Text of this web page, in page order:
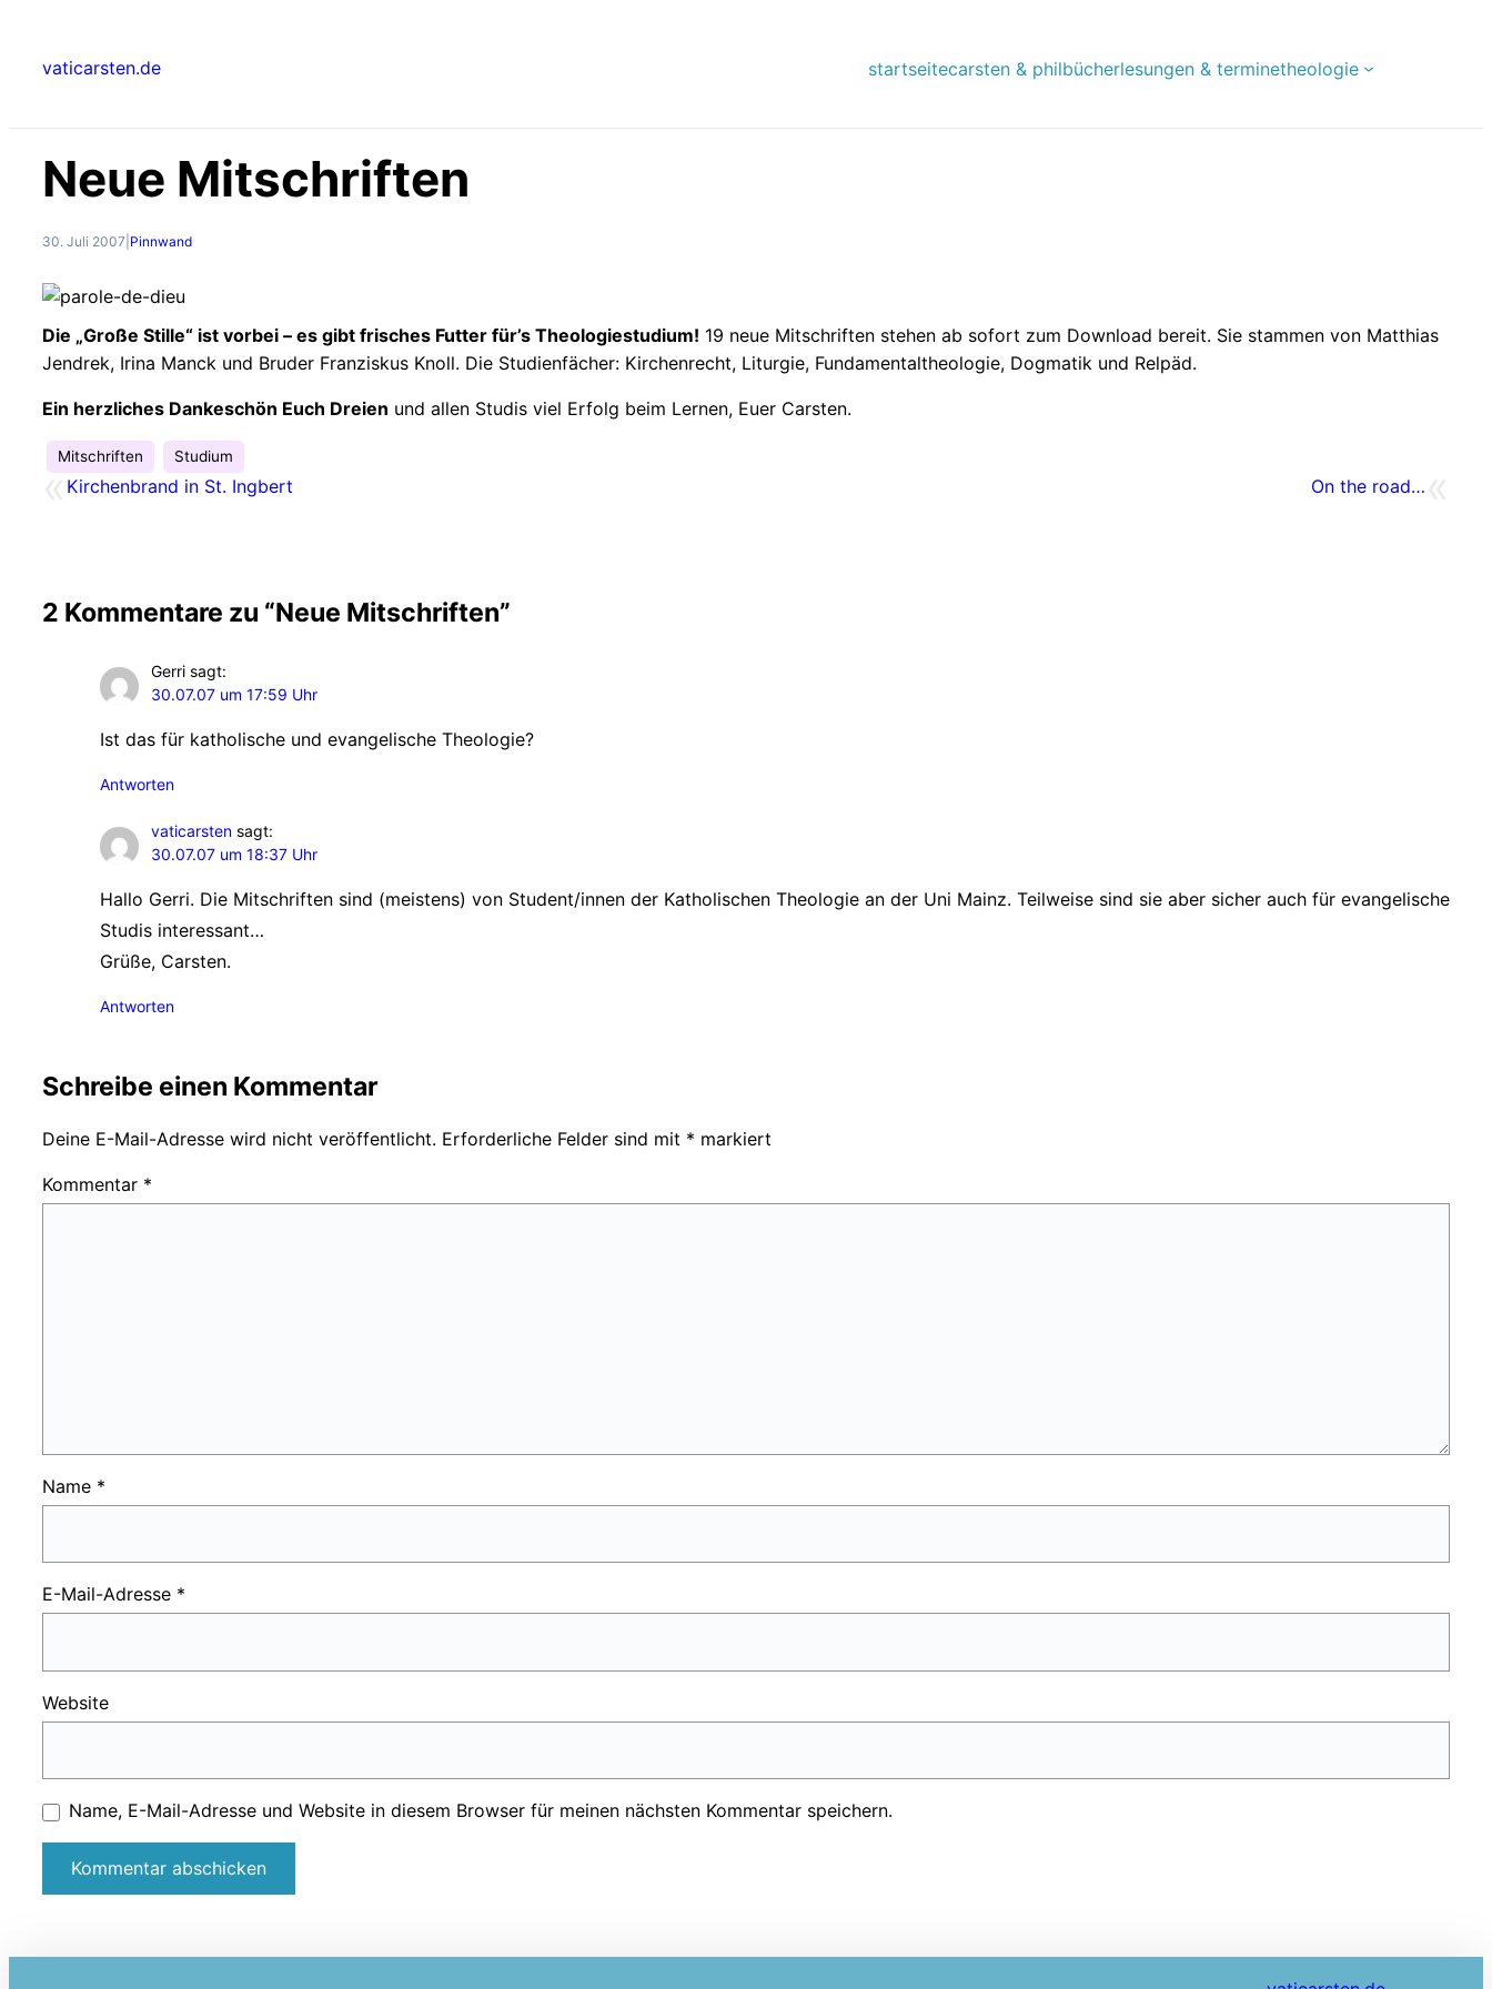
springen
vaticarsten.de startseitecarsten & philbücherlesungen & terminetheologie
Neue Mitschriften
30. Juli 2007 Pinnwand
Die „Große Stille“ ist vorbei – es gibt frisches Futter für’s Theologiestudium! 19 neue Mitschriften stehen ab sofort zum Download bereit. Sie stammen von Matthias
Jendrek, Irina Manck und Bruder Franziskus Knoll. Die Studienfächer: Kirchenrecht, Liturgie, Fundamentaltheologie, Dogmatik und Relpäd.
Ein herzliches Dankeschön Euch Dreien und allen Studis viel Erfolg beim Lernen, Euer Carsten.
Mitschriften Studium
«Kirchenbrand in St. Ingbert On the road…
2 Kommentare zu “Neue Mitschriften”
Gerri sagt:
30.07.07 um 17:59 Uhr
Ist das für katholische und evangelische Theologie?
Antworten
vaticarsten sagt:
30.07.07 um 18:37 Uhr
Hallo Gerri. Die Mitschriften sind (meistens) von Student/innen der Katholischen Theologie an der Uni Mainz. Teilweise sind sie aber sicher auch für evangelische
Studis interessant…
Grüße, Carsten.
Antworten
Schreibe einen Kommentar
Deine E-Mail-Adresse wird nicht veröffentlicht. Erforderliche Felder sind mit * markiert
Kommentar *
Name *
E-Mail-Adresse *
Website
Name, E-Mail-Adresse und Website in diesem Browser für meinen nächsten Kommentar speichern.